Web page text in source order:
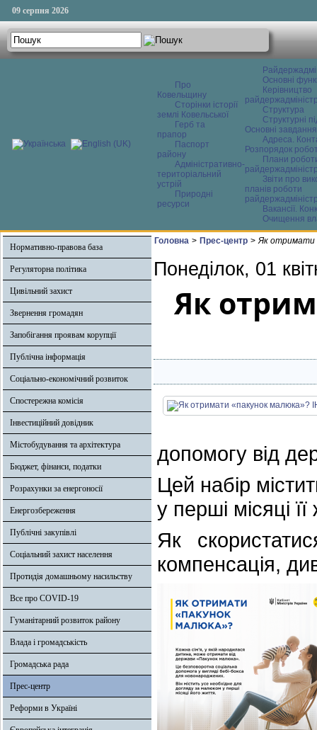
09 серпня 2026
Про
Ковельщину
Сторінки історії
землі Ковельської
Герб та
прапор
Паспорт
району
Адміністративно-
територіальний
устрій
Природні
ресурси
Основні
Керівництво
Структура
Структурні
Основні завдання
Адреса.
Розпорядок
Плани
Звіти про
планів роботи
Вакансії.
Очищення
Нормативно-правова база
Регуляторна політика
Цивільний захист
Звернення громадян
Запобігання проявам корупції
Публічна інформація
Соціально-економічний розвиток
Спостережна комісія
Інвестиційний довідник
Містобудування та архітектура
Бюджет, фінанси, податки
Розрахунки за енергоносії
Енергозбереження
Публічні закупівлі
Соціальний захист населення
Протидія домашньому насильству
Все про COVID-19
Гуманітарний розвиток району
Влада і громадськість
Громадська рада
Прес-центр
Реформи в Україні
Головна > Прес-центр > Як отримати
Понеділок, 01
Як
допомогу від
Цей набір
у перші місяці
Як
компенсація,